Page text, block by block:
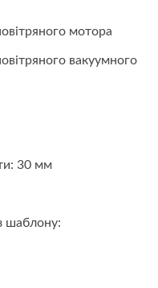
мотора
вакуумного
30 мм
шаблону: